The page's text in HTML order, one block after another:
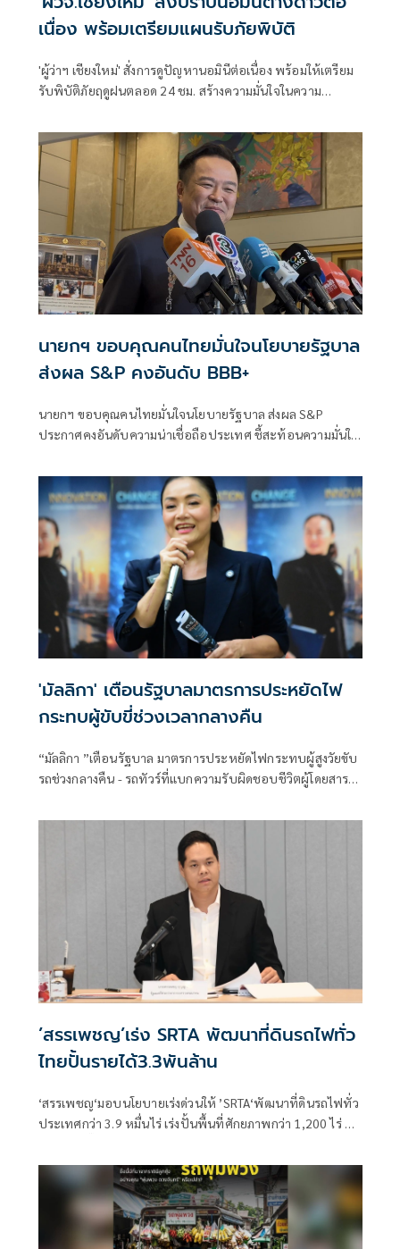
เนื่อง พร้อมเตรียมแผนรับภัยพิบัติ
'ผู้ว่าฯ เชียงใหม่' สั่งการดูปัญหานอมินีต่อเนื่อง พร้อมให้เตรียม
รับพิบัติภัยฤดูฝนตลอด 24 ชม. สร้างความมั่นใจในความ
นายกฯ ขอบคุณคนไทยมั่นใจนโยบายรัฐบาล
ส่งผล S&P คงอันดับ BBB+
นายกฯ ขอบคุณคนไทยมั่นใจนโยบายรัฐบาล ส่งผล S&P
ประกาศคงอันดับความน่าเชื่อถือประเทศ ชี้สะท้อนความมั่นใจ
'มัลลิกา' เตือนรัฐบาลมาตรการประหยัดไฟ
กระทบผู้ขับขี่ช่วงเวลากลางคืน
“มัลลิกา ”เตือนรัฐบาล มาตรการประหยัดไฟกระทบผู้สูงวัยขับ
รถช่วงกลางคืน - รถทัวร์ที่แบกความรับผิดชอบชีวิตผู้โดยสาร
1 เดือนอันตรายหากปิดไฟหลายจุด พร้อมชู “นโยบายส่องสว่าง
’สรรเพชญ’เร่ง SRTA พัฒนาที่ดินรถไฟทั่ว
ไทยปั้นรายได้3.3พันล้าน
‘สรรเพชญ‘มอบนโยบายเร่งด่วนให้ ’SRTA‘พัฒนาที่ดินรถไฟทั่ว
ประเทศกว่า 3.9 หมื่นไร่ เร่งปั้นพื้นที่ศักยภาพกว่า 1,200 ไร่ ตั้ง
บางซื่อ -มักกะสัน -RCA และหัวหิน ดันโมเดล ‘TOD’ เชื่อมระบบ
รางกับเศรษฐกิจเมือง ปักธงผลตอบแทนทรัพย์สินจากเป็น 4%
ภายในรัฐบาลชุดนี้